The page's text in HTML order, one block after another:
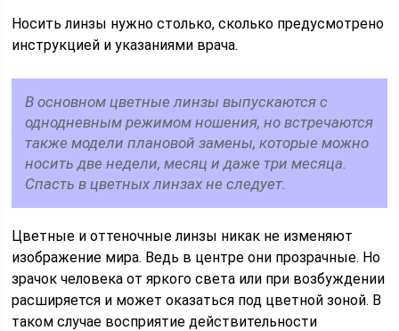
Носить линзы нужно столько, сколько предусмотрено
инструкцией и указаниями врача.
В основном цветные линзы выпускаются с
однодневным режимом ношения, но встречаются
также модели плановой замены, которые можно
носить две недели, месяц и даже три месяца.
Спасть в цветных линзах не следует.
Цветные и оттеночные линзы никак не изменяют
изображение мира. Ведь в центре они прозрачные. Но
зрачок человека от яркого света или при возбуждении
расширяется и может оказаться под цветной зоной. В
таком случае восприятие действительности